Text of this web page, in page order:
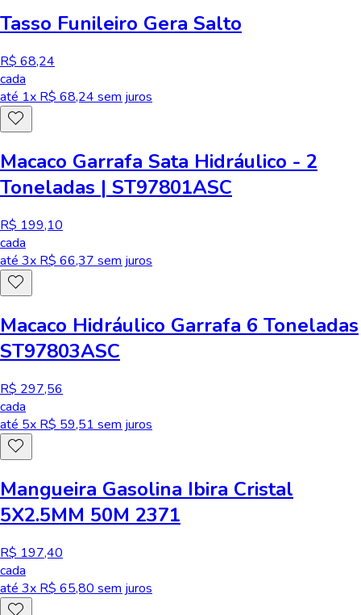
Tasso Funileiro Gera Salto
R$ 68,24
cada
até 1x R$ 68,24 sem juros
Macaco Garrafa Sata Hidráulico - 2
Toneladas | ST97801ASC
R$ 199,10
cada
até 3x R$ 66,37 sem juros
Macaco Hidráulico Garrafa 6 Toneladas
ST97803ASC
R$ 297,56
cada
até 5x R$ 59,51 sem juros
Mangueira Gasolina Ibira Cristal
5X2.5MM 50M 2371
R$ 197,40
cada
até 3x R$ 65,80 sem juros